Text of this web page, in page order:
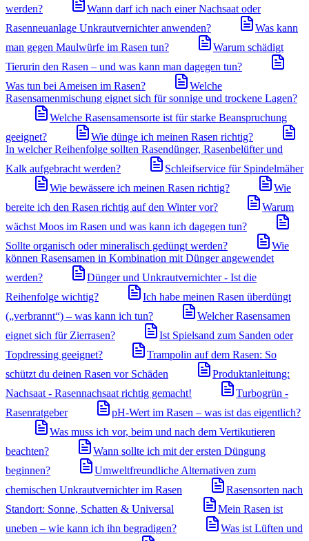
werden?
Wann darf ich nach einer Nachsaat oder
Rasenneuanlage Unkrautvernichter anwenden?
Was kann
man gegen Maulwürfe im Rasen tun?
Warum schädigt
Tierurin den Rasen – und was kann man dagegen tun?
Was tun bei Ameisen im Rasen?
Welche
Rasensamenmischung eignet sich für sonnige und trockene Lagen?
Welche Rasensamensorte ist für starke Beanspruchung
geeignet?
Wie dünge ich meinen Rasen richtig?
In welcher Reihenfolge sollten Rasendünger, Rasenbelüfter und
Kalk aufgebracht werden?
Schleifservice für Spindelmäher
Wie bewässere ich meinen Rasen richtig?
Wie
bereite ich den Rasen richtig auf den Winter vor?
Warum
wächst Moos im Rasen und was kann ich dagegen tun?
Sollte organisch oder mineralisch gedüngt werden?
Wie
können Rasensamen in Kombination mit Dünger angewendet
werden?
Dünger und Unkrautvernichter - Ist die
Reihenfolge wichtig?
Ich habe meinen Rasen überdüngt
(„verbrannt“) – was kann ich tun?
Welcher Rasensamen
eignet sich für Zierrasen?
Ist Spielsand zum Sanden oder
Topdressing geeignet?
Trampolin auf dem Rasen: So
schützt du deinen Rasen vor Schäden
Produktanleitung:
Nachsaat - Rasennachsaat richtig gemacht!
Turbogrün -
Rasenratgeber
pH-Wert im Rasen – was ist das eigentlich?
Was muss ich vor, beim und nach dem Vertikutieren
beachten?
Wann sollte ich mit der ersten Düngung
beginnen?
Umweltfreundliche Alternativen zum
chemischen Unkrautvernichter im Rasen
Rasensorten nach
Standort: Sonne, Schatten & Universal
Mein Rasen ist
uneben – wie kann ich ihn begradigen?
Was ist Lüften und